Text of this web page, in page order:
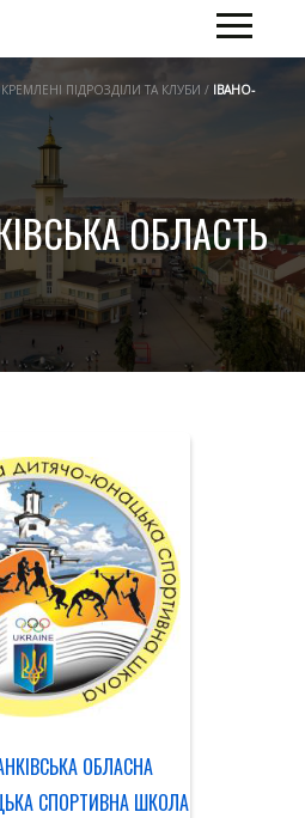
ПІДРОЗДІЛИ ТА КЛУБИ / ІВАНО-
ОБЛАСТЬ
ОБЛАСНА
СПОРТИВНА ШКОЛА